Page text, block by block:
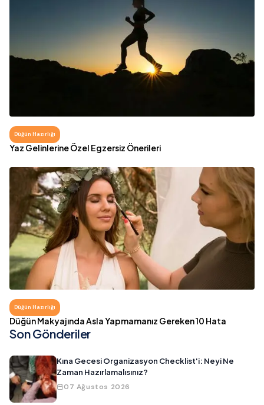
Düğün Hazırlığı
Yaz Gelinlerine Özel Egzersiz Önerileri
Düğün Hazırlığı
Düğün Makyajında Asla Yapmamanız Gereken 10 Hata
Son Gönderiler
Kına Gecesi Organizasyon Checklist'i: Neyi Ne
Zaman Hazırlamalısınız?
07 Ağustos 2026